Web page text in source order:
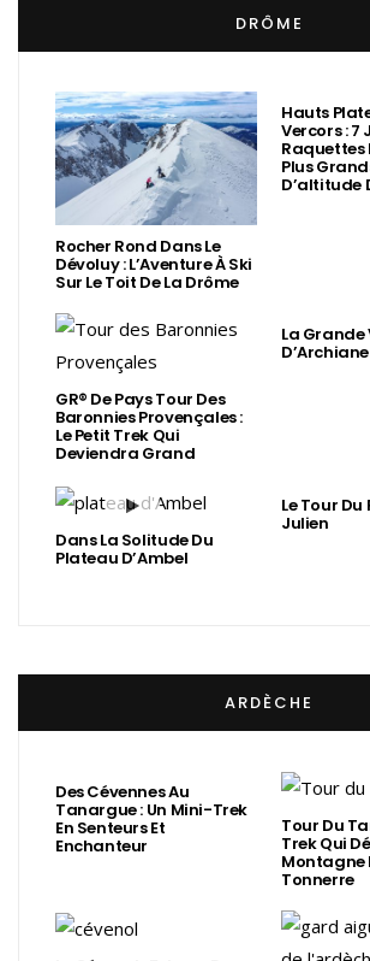
DRÔME
Rocher Rond Dans Le
Dévoluy : L’Aventure À Ski
Sur Le Toit De La Drôme
Hauts
Vercors : 7
Raquettes
Plus
D’altitude
GR® De Pays Tour Des
Baronnies Provençales :
Le Petit Trek Qui
Deviendra Grand
La Grande
D’Archiane
Dans La Solitude Du
Plateau D’Ambel
Le Tour
Julien
ARDÈCHE
Des Cévennes Au
Tanargue : Un Mini-Trek
En Senteurs Et
Enchanteur
Tour Du
Trek Qui
Montagne
Tonnerre